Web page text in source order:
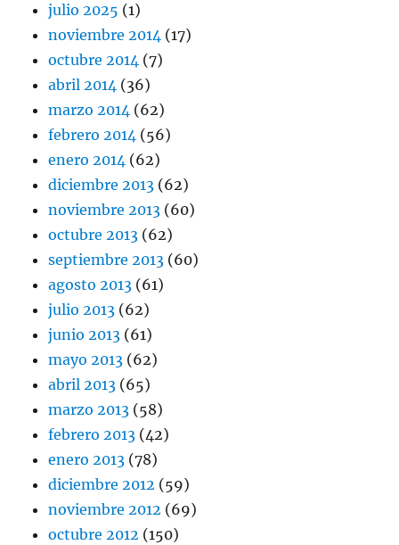
julio 2025 (1)
noviembre 2014 (17)
octubre 2014 (7)
abril 2014 (36)
marzo 2014 (62)
febrero 2014 (56)
enero 2014 (62)
diciembre 2013 (62)
noviembre 2013 (60)
octubre 2013 (62)
septiembre 2013 (60)
agosto 2013 (61)
julio 2013 (62)
junio 2013 (61)
mayo 2013 (62)
abril 2013 (65)
marzo 2013 (58)
febrero 2013 (42)
enero 2013 (78)
diciembre 2012 (59)
noviembre 2012 (69)
octubre 2012 (150)